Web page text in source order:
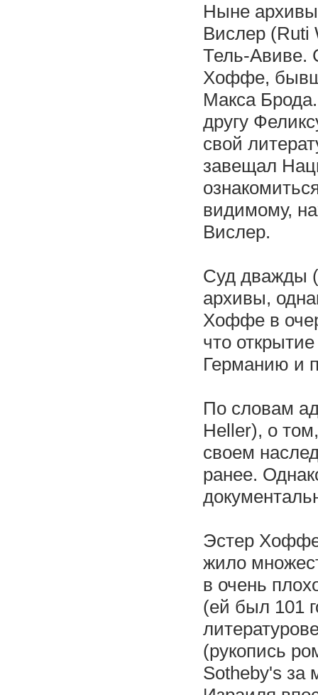
Ныне
Вислер (Ruti
Тель-Авиве.
Хоффе,
Макса
другу
свой
завещал
видимому,
Вислер.
Суд дважды
архивы,
Хоффе в
что
Германию и
По словам
Heller), о
своем
ранее.
Эстер Хоффе
жило
в очень
(ей был 101
(рукопись
Sotheby's за